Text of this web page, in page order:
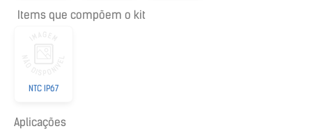
Items que compõem o kit
NTC IP67
Aplicações